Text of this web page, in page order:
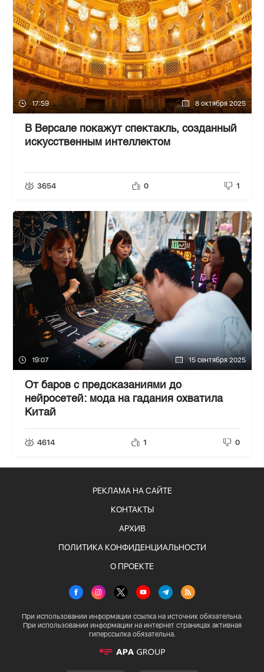
17:59 8 октября 2025
В Версале покажут спектакль, созданный
искусственным интеллектом
3654 0 1
19:07 15 сентября 2025
От баров с предсказаниями до
нейросетей: мода на гадания охватила
Китай
4614 1 0
РЕКЛАМА НА САЙТЕ
КОНТАКТЫ
АРХИВ
ПОЛИТИКА КОНФИДЕНЦИАЛЬНОСТИ
О ПРОЕКТЕ
При использовании информации ссылка на источник обязательна.
При использовании информации на интернет страницах активная
гиперссылка обязательна.